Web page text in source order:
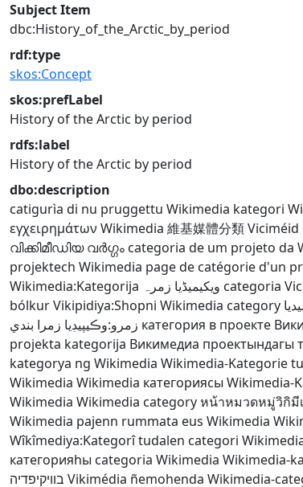
Subject Item
dbc:History_of_the_Arctic_by_period
rdf:type
skos:Concept
skos:prefLabel
History of the Arctic by period
rdfs:label
History of the Arctic by period
dbo:description
catigurìa di nu pruggettu Wikimedia kategori
εγχειρημάτων Wikimedia 維基媒體分類
വിക്കിമീഡിയ വർഗ്ഗം categoria de um projeto da
projektech Wikimedia page de catégorie d'un
Wikimedia:Kategorija ویکیمیڈیا زمرہ categoria
bólkurVikipidiya:Shopni Wikimedia category
زمرو:وڪيپيڊيا زمرا بندي категория в проекте
projekta kategorija Викимедиа проектындагы
kategorya ng Wikimedia Wikimedia-Kategorie
Wikimedia Wikimedia категориясы Wikimedia-
Wikimedia Wikimedia categoryหน้าหมวดหมู่วิกิมี
Wikimedia pajenn rummata eus Wikimedia
Wîkîmediya:Kategorîtudalen categori
категорияһы categoria Wikimedia Wikimedia-
בוויקיפדיה Vikimédia ñemohenda Wikimedia-